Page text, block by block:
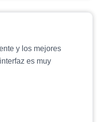
y los mejores
es muy